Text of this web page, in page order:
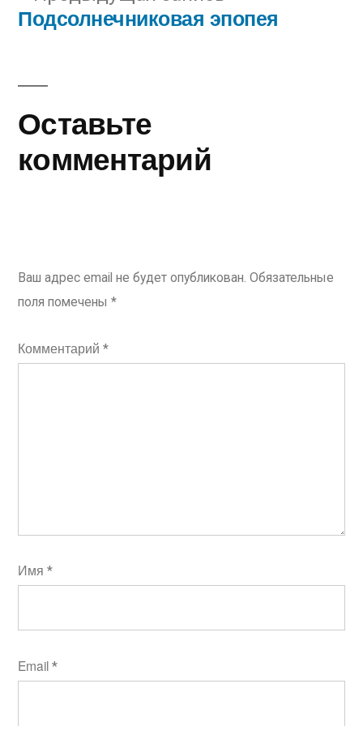
записям
запись:
Подсолнечниковая эпопея
Оставьте
комментарий
Ваш адрес email не будет опубликован. Обязательные
поля помечены *
Комментарий *
Имя *
Email *